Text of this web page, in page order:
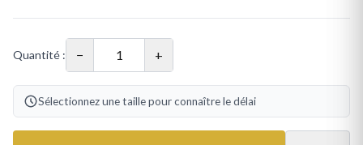
Quantité : − +
Sélectionnez une taille pour connaître le délai